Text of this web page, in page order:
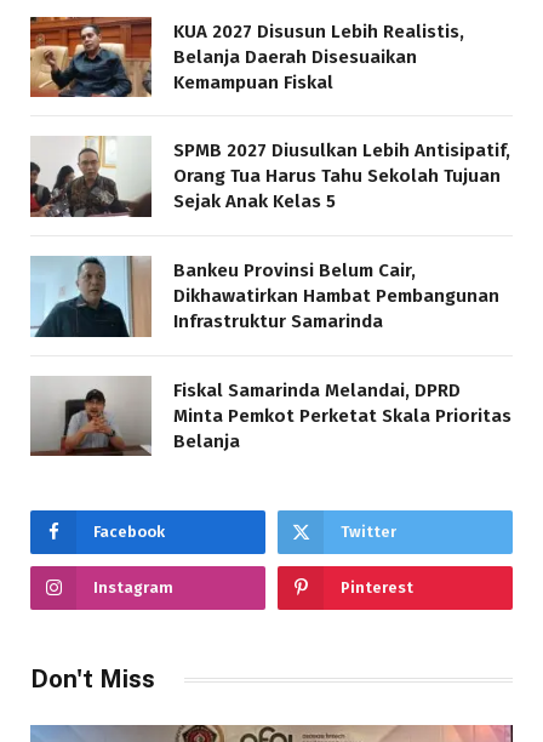
KUA 2027 Disusun Lebih Realistis,
Belanja Daerah Disesuaikan
Kemampuan Fiskal
SPMB 2027 Diusulkan Lebih Antisipatif,
Orang Tua Harus Tahu Sekolah Tujuan
Sejak Anak Kelas 5
Bankeu Provinsi Belum Cair,
Dikhawatirkan Hambat Pembangunan
Infrastruktur Samarinda
Fiskal Samarinda Melandai, DPRD
Minta Pemkot Perketat Skala Prioritas
Belanja
Facebook Twitter
Instagram Pinterest
Don't Miss